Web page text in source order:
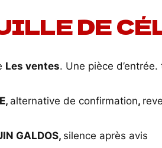
DE
Les ventes. Une pièce
alternative de confirmation,
GALDOS, silence après avis